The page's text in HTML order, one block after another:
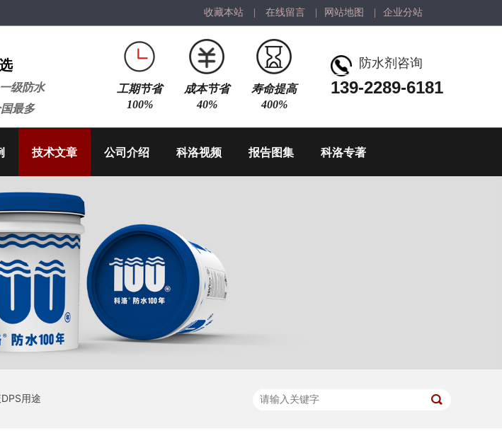
收藏本站 在线留言 网站地图 企业分站
级防水
最多
防水剂咨询
139-2289-6181
工期节省
100%
成本节省
40%
寿命提高
400%
技术文章 公司介绍 科洛视频 报告图集 科洛专著
用途